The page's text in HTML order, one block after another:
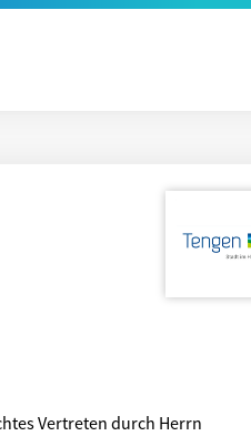
Vertreten durch Herrn